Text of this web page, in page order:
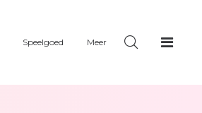
Speelgoed Meer